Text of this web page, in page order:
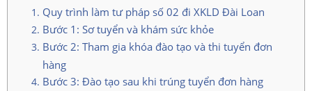
Quy trình làm tư pháp số 02 đi XKLD Đài Loan
Bước 1: Sơ tuyển và khám sức khỏe
Bước 2: Tham gia khóa đào tạo và thi tuyển đơn
hàng
Bước 3: Đào tạo sau khi trúng tuyển đơn hàng